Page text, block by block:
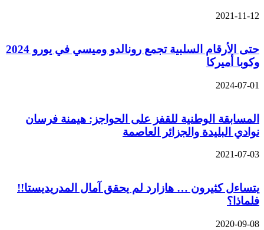
2021-11-12
حتى الأرقام السلبية تجمع رونالدو وميسي في يورو 2024
وكوبا أميركا
2024-07-01
المسابقة الوطنية للقفز على الحواجز: هيمنة فرسان
نوادي البليدة والجزائر العاصمة
2021-07-03
يتساءل كثيرون … هازارد لم يحقق آمال المدريديستا!!
فلماذا؟
2020-09-08